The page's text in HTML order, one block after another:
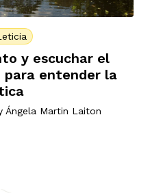
y escuchar el
para entender la
Ángela Martin Laiton